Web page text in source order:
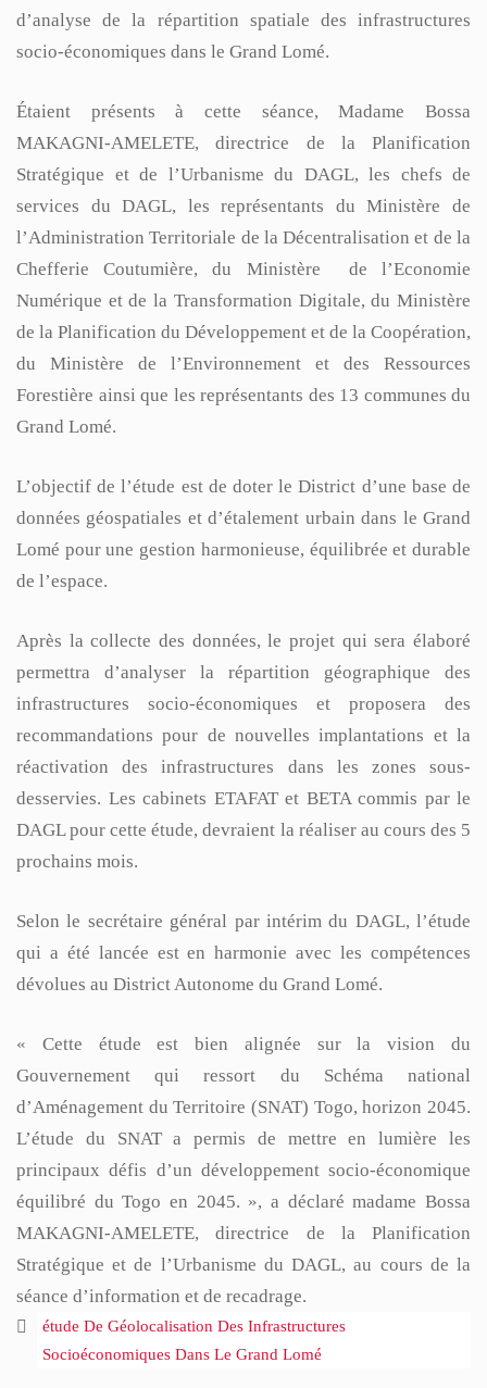
d’analyse de la répartition spatiale des infrastructures
socio-économiques dans le Grand Lomé.
Étaient présents à cette séance, Madame Bossa
MAKAGNI-AMELETE, directrice de la Planification
Stratégique et de l’Urbanisme du DAGL, les chefs de
services du DAGL, les représentants du Ministère de
l’Administration Territoriale de la Décentralisation et de la
Chefferie Coutumière, du Ministère de l’Economie
Numérique et de la Transformation Digitale, du Ministère
de la Planification du Développement et de la Coopération,
du Ministère de l’Environnement et des Ressources
Forestière ainsi que les représentants des 13 communes du
Grand Lomé.
L’objectif de l’étude est de doter le District d’une base de
données géospatiales et d’étalement urbain dans le Grand
Lomé pour une gestion harmonieuse, équilibrée et durable
de l’espace.
Après la collecte des données, le projet qui sera élaboré
permettra d’analyser la répartition géographique des
infrastructures socio-économiques et proposera des
recommandations pour de nouvelles implantations et la
réactivation des infrastructures dans les zones sous-
desservies. Les cabinets ETAFAT et BETA commis par le
DAGL pour cette étude, devraient la réaliser au cours des 5
prochains mois.
Selon le secrétaire général par intérim du DAGL, l’étude
qui a été lancée est en harmonie avec les compétences
dévolues au District Autonome du Grand Lomé.
« Cette étude est bien alignée sur la vision du
Gouvernement qui ressort du Schéma national
d’Aménagement du Territoire (SNAT) Togo, horizon 2045.
L’étude du SNAT a permis de mettre en lumière les
principaux défis d’un développement socio-économique
équilibré du Togo en 2045. », a déclaré madame Bossa
MAKAGNI-AMELETE, directrice de la Planification
Stratégique et de l’Urbanisme du DAGL, au cours de la
séance d’information et de recadrage.
étude De Géolocalisation Des Infrastructures
Socioéconomiques Dans Le Grand Lomé